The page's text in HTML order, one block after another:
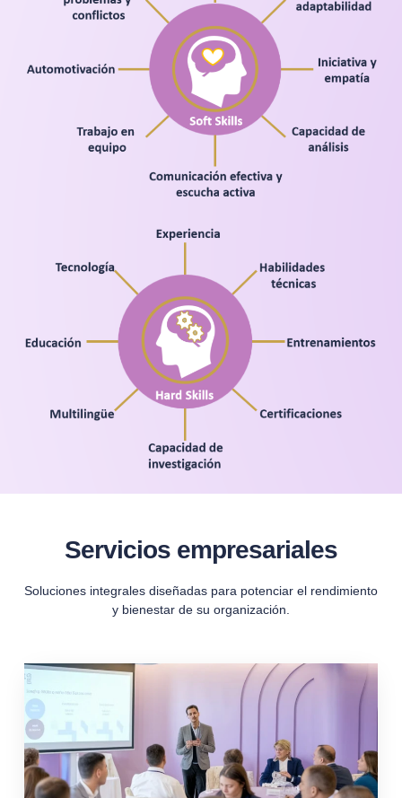
Servicios empresariales
Soluciones integrales diseñadas para potenciar el rendimiento
y bienestar de su organización.